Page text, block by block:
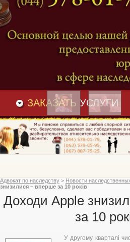
Оспаривание наследства
Адвокат наследственные дела
и Вакансии
ЗАКАЗАТЬ УСЛУГИ
Адвокат по наследству > Новости
знизилися – вперше за 10 років
Доходи Apple
за 10
У другому кварталі